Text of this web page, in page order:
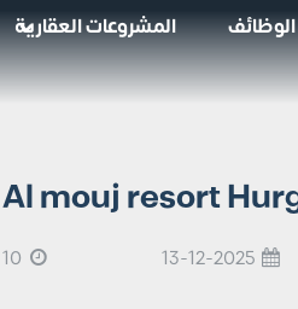
الوظائف المشروعات العقارية
13-12-2025